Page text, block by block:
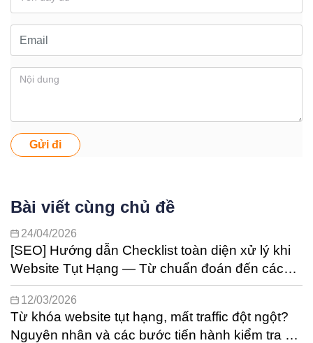
Gửi đi
Bài viết cùng chủ đề
24/04/2026
[SEO] Hướng dẫn Checklist toàn diện xử lý khi
Website Tụt Hạng — Từ chuẩn đoán đến các
bước phục hồi
12/03/2026
Từ khóa website tụt hạng, mất traffic đột ngột?
Nguyên nhân và các bước tiến hành kiểm tra xử